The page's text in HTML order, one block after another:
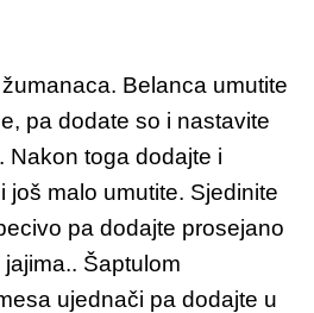
Belanca umutite
pa dodate so i nastavite
Nakon toga dodajte i
još malo umutite. Sjedinite
pa dodajte prosejano
Šaptulom
ujednači pa dodajte u